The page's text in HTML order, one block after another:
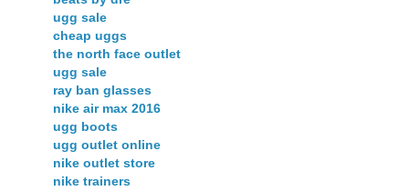
ugg sale
cheap uggs
the north face outlet
ugg sale
ray ban glasses
nike air max 2016
ugg boots
ugg outlet online
nike outlet store
nike trainers